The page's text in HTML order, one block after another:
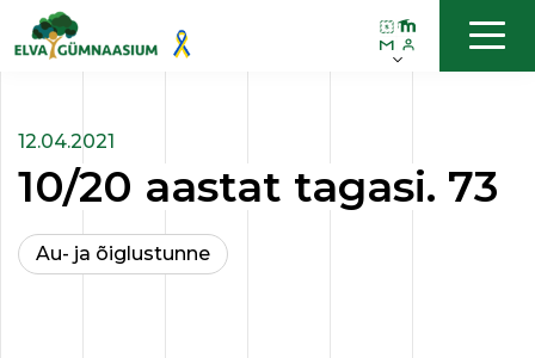
12.04.2021
10/20 aastat tagasi. 73
Au- ja õiglustunne